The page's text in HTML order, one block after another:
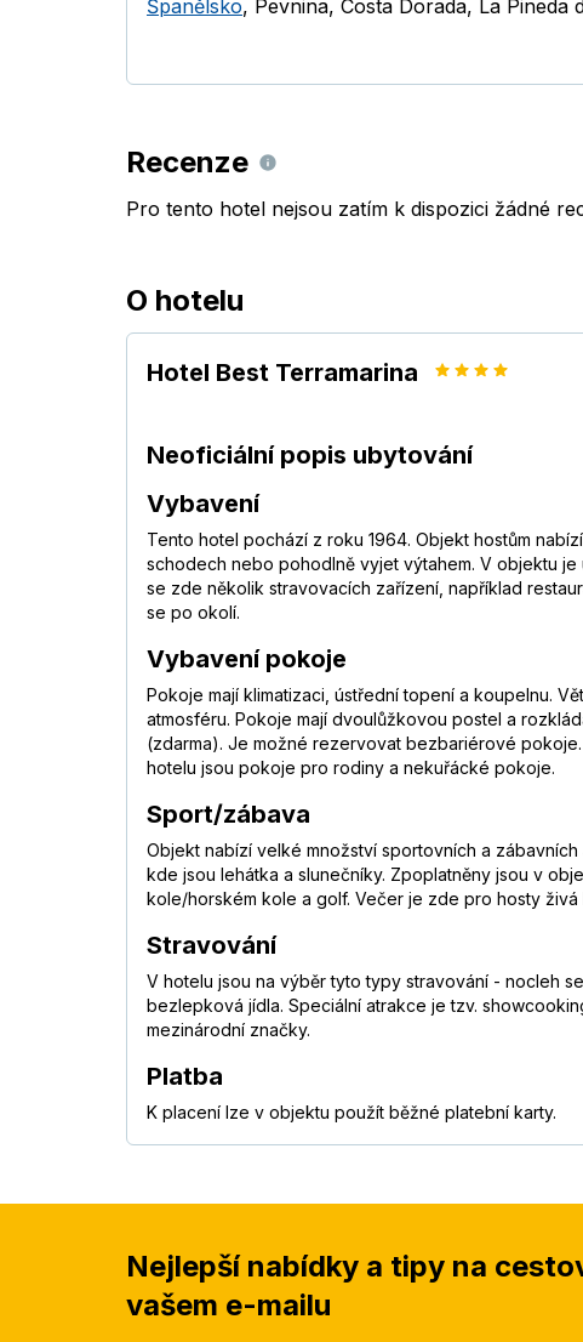
Španělsko, Pevnina, Costa Dorada, La Pineda
Recenze
Pro tento hotel nejsou zatím k dispozici žádné
O hotelu
Hotel Best Terramarina
Neoficiální popis ubytování
Vybavení
Tento hotel pochází z roku 1964. Objekt hostům
schodech nebo pohodlně vyjet výtahem. V objektu
se zde několik stravovacích zařízení, například
se po okolí.
Vybavení pokoje
Pokoje mají klimatizaci, ústřední topení a koupelnu.
atmosféru. Pokoje mají dvoulůžkovou postel a
(zdarma). Je možné rezervovat bezbariérové
hotelu jsou pokoje pro rodiny a nekuřácké pokoje.
Sport/zábava
Objekt nabízí velké množství sportovních a
kde jsou lehátka a slunečníky. Zpoplatněny jsou v
kole/horském kole a golf. Večer je zde pro hosty živá
Stravování
V hotelu jsou na výběr tyto typy stravování - nocleh
bezlepková jídla. Speciální atrakce je tzv.
mezinárodní značky.
Platba
K placení lze v objektu použít běžné platební karty.
Nejlepší nabídky a tipy na
vašem e-mailu